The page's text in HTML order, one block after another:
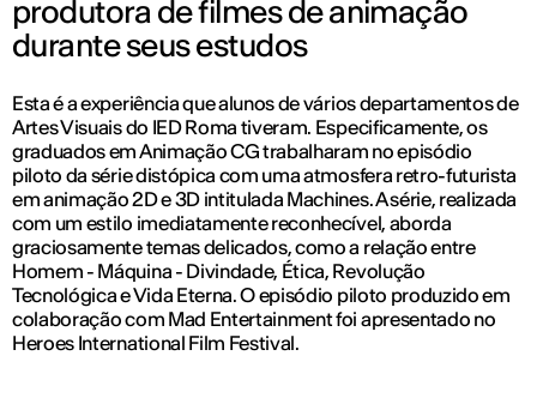
produtora de filmes de animação
durante seus estudos
Esta é a experiência que alunos de vários departamentos de
Artes Visuais do IED Roma tiveram. Especificamente, os
graduados em Animação CG trabalharam no episódio
piloto da série distópica com uma atmosfera retro-futurista
em animação 2D e 3D intitulada Machines. A série, realizada
com um estilo imediatamente reconhecível, aborda
graciosamente temas delicados, como a relação entre
Homem - Máquina - Divindade, Ética, Revolução
Tecnológica e Vida Eterna. O episódio piloto produzido em
colaboração com Mad Entertainment foi apresentado no
Heroes International Film Festival.